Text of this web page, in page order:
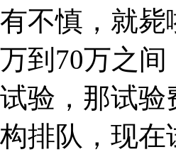
有不慎，就毙
万到70万之
试验，那试验
构排队，现在